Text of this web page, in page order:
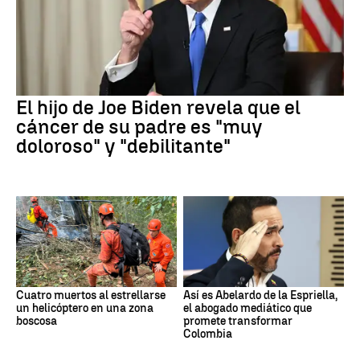
El hijo de Joe Biden revela que el
cáncer de su padre es "muy
doloroso" y "debilitante"
Cuatro muertos al estrellarse
un helicóptero en una zona
boscosa
Así es Abelardo de la Espriella,
el abogado mediático que
promete transformar
Colombia